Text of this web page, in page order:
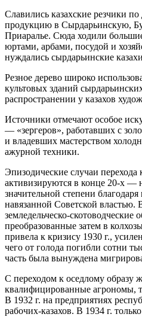
Славились казахские резчики
продукцию в Сырдарьинскую,
Приаралье. Сюда ходили
юртами, арбами, посудой и
нуждались сырдарьинские
Резное дерево широко
культовых зданий
распространении у казахов
Источники отмечают особое
— «зергеров», работавших с
и владевших мастерством
ажурной техники.
Эпизодические случаи перехода
активизируются в конце 20-х —
значительной степени
навязанной Советской властью.
земледельческо-скотоводческие
преобразованные затем в
привела к кризису 1930 г.,
чего от голода погибли сотни
часть была вынуждена
С переходом к оседлому образу
квалифицированные агрономы,
В 1932 г. на предприятиях
рабочих-казахов. В 1934 г.